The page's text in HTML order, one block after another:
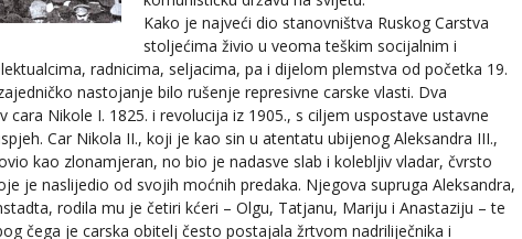
Kako je najveći dio stanovništva Ruskog Carstva
stoljećima živio u veoma teškim socijalnim i
radnicima, seljacima, pa i dijelom plemstva od početka 19.
nastojanje bilo rušenje represivne carske vlasti. Dva
cara Nikole I. 1825. i revolucija iz 1905., s ciljem uspostave ustavne
Car Nikola II., koji je kao sin u atentatu ubijenog Aleksandra III.,
kao zlonamjeran, no bio je nadasve slab i kolebljiv vladar, čvrsto
je naslijedio od svojih moćnih predaka. Njegova supruga Aleksandra,
rodila mu je četiri kćeri – Olgu, Tatjanu, Mariju i Anastaziju – te
čega je carska obitelj često postajala žrtvom nadriliječnika i